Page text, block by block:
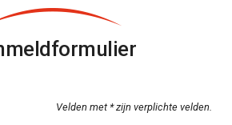
Velden met * zijn verplichte velden.